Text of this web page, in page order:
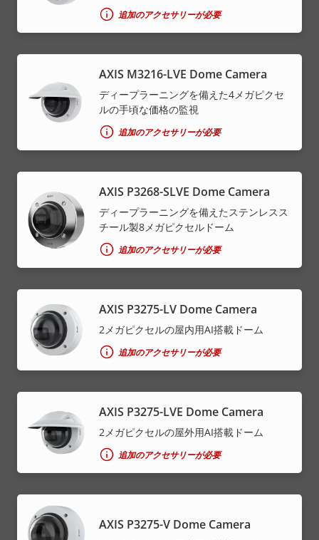
追加のアクセサリーが必要
AXIS M3216-LVE Dome Camera
ディープラーニングを備えた4メガピクセ
ルの手頃な価格の監視
追加のアクセサリーが必要
AXIS P3268-SLVE Dome Camera
ディープラーニングを備えたステンレスス
チール製8メガピクセルドーム
追加のアクセサリーが必要
AXIS P3275-LV Dome Camera
2メガピクセルの屋内用AI搭載ドーム
追加のアクセサリーが必要
AXIS P3275-LVE Dome Camera
2メガピクセルの屋外用AI搭載ドーム
追加のアクセサリーが必要
AXIS P3275-V Dome Camera